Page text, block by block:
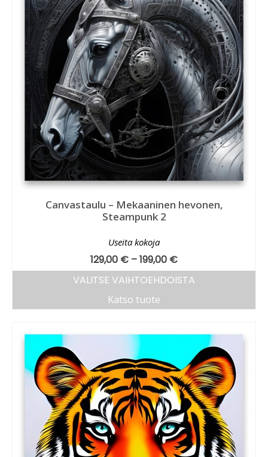
Canvastaulu – Mekaaninen hevonen,
Steampunk 2
Useita kokoja
129,00 € –199,00 €
VALITSE VAIHTOEHDOISTA
Katso tuote